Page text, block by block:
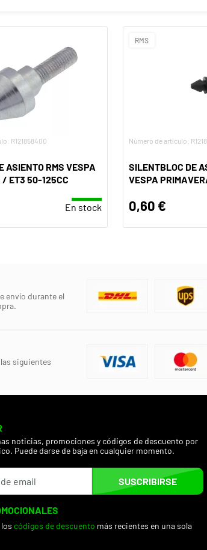
R121858400
ASIENTO RMS VESPA
/ ET3 50-125CC
En stock
RMS
Número de artículo:
SILENTBLOC DE
VESPA
0,60 €
envío durante el
siguientes
noticias, promociones y códigos de descuento por
Puede darse de baja en cualquier momento.
SUSCRIBIRSE
códigos de descuento más recientes en una sola